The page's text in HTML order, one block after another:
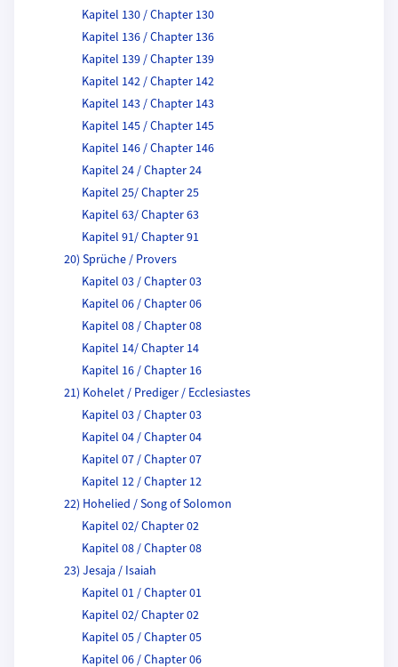
Kapitel 130 / Chapter 130
Kapitel 136 / Chapter 136
Kapitel 139 / Chapter 139
Kapitel 142 / Chapter 142
Kapitel 143 / Chapter 143
Kapitel 145 / Chapter 145
Kapitel 146 / Chapter 146
Kapitel 24 / Chapter 24
Kapitel 25/ Chapter 25
Kapitel 63/ Chapter 63
Kapitel 91/ Chapter 91
20) Sprüche / Provers
Kapitel 03 / Chapter 03
Kapitel 06 / Chapter 06
Kapitel 08 / Chapter 08
Kapitel 14/ Chapter 14
Kapitel 16 / Chapter 16
21) Kohelet / Prediger / Ecclesiastes
Kapitel 03 / Chapter 03
Kapitel 04 / Chapter 04
Kapitel 07 / Chapter 07
Kapitel 12 / Chapter 12
22) Hohelied / Song of Solomon
Kapitel 02/ Chapter 02
Kapitel 08 / Chapter 08
23) Jesaja / Isaiah
Kapitel 01 / Chapter 01
Kapitel 02/ Chapter 02
Kapitel 05 / Chapter 05
Kapitel 06 / Chapter 06